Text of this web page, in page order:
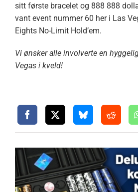
sitt første bracelet og 888 888
vant event nummer 60 her i Las
Eights No-Limit Hold’em.
Vi ønsker alle involverte en
Vegas i kveld!